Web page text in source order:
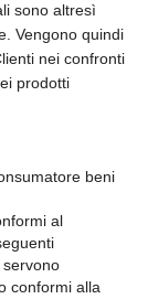
sono altresì
Vengono quindi
nei confronti
prodotti
beni
al
servono
conformi alla